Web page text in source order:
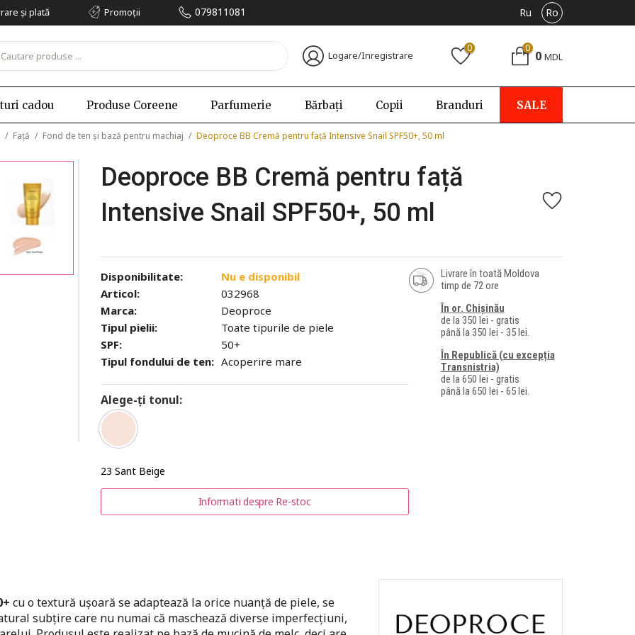
și plată Promoții 079811081 Ru Ro
Logare/Inregistrare
0 0 0 MDL
cadou Produse Coreene Parfumerie Bărbați Copii Branduri SALE
/ Față / Fond de ten și bază pentru machiaj / Deoproce BB Cremă pentru față Intensive Snail SPF50+, 50 ml
Deoproce BB Cremă pentru față
Intensive Snail SPF50+, 50 ml
Disponibilitate:
Nu e disponibil
Articol:
032968
Marca:
Deoproce
Tipul pielii:
Toate tipurile de piele
SPF:
50+
Tipul fondului de ten: Acoperire mare
Alege-ți tonul:
23 Sant Beige
Informati despre Re-stoc
Livrare în toată Moldova
timp de 72 ore
În or. Chișinău
de la 350 lei - gratis
până la 350 lei - 35 lei.
În Republică (cu excepția
Transnistria)
de la 650 lei - gratis
până la 650 lei - 65 lei.
cu o textură ușoară se adaptează la orice nuanță de piele, se
subțire care nu numai că maschează diverse imperfecțiuni,